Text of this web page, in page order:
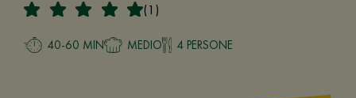
(1)
40-60 MIN MEDIO 4 PERSONE